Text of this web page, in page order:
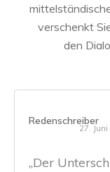
verschenkt
den
Redenschreiber
27.
„Der